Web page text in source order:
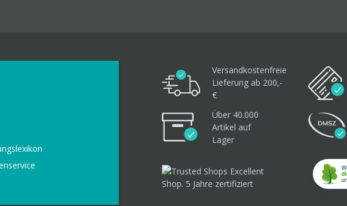
Versandkostenfreie
Lieferung ab 200,-
€
Über 40.000
Artikel auf
Lager